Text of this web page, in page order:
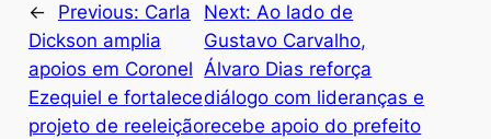
← Previous: Carla
Dickson amplia
apoios em Coronel
Ezequiel e fortalece
projeto de reeleição
Next:Ao lado de
Gustavo Carvalho,
Álvaro Dias reforça
diálogo com lideranças e
recebe apoio do prefeito